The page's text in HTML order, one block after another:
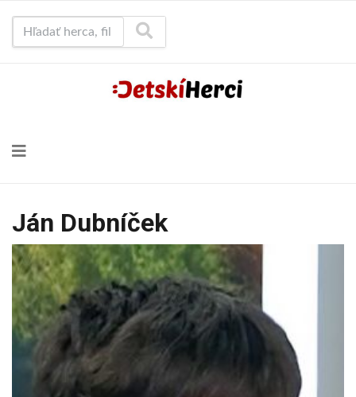
Ján Dubníček